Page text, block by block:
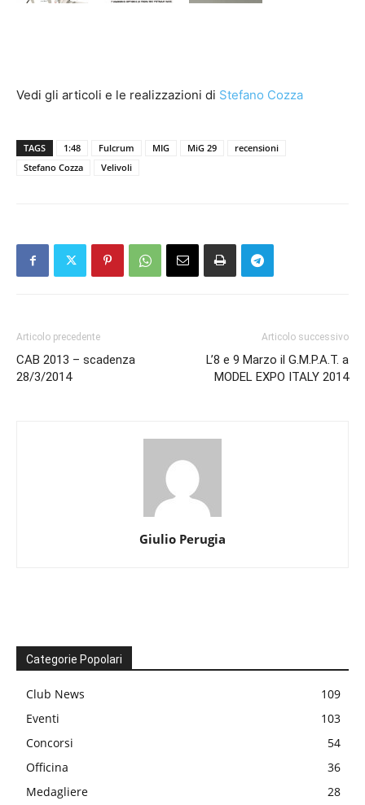
Vedi gli articoli e le realizzazioni di Stefano Cozza
TAGS 1:48 Fulcrum MIG MiG 29
recensioni
Stefano Cozza
Velivoli
Articolo precedente
CAB 2013 – scadenza
28/3/2014
Articolo successivo
L’8 e 9 Marzo il G.M.P.A.T. a
MODEL EXPO ITALY 2014
Giulio Perugia
Categorie Popolari
Club News
109
Eventi
103
Concorsi
54
Officina
36
Medagliere
28